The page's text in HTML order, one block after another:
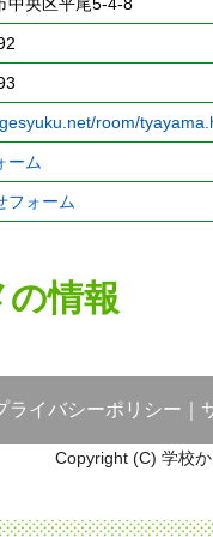
中央区平尾5-4-8
room/
ーム
フォーム
情報
ライバシーポリシー
Copyright (C) 学校